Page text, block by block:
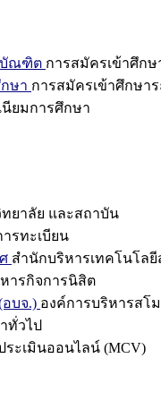
บัณฑิต การสมัครเข้าศึก
ษา การสมัครเข้าศึกษ
นียมการศึกษา
ยาลัย และสถาบัน
รทะเบียน
สำนักบริหารเทคโนโลยี
ารกิจการนิสิต
บจ.) องค์การบริหารสโ
ทั่วไป
ระเมินออนไลน์ (MCV)